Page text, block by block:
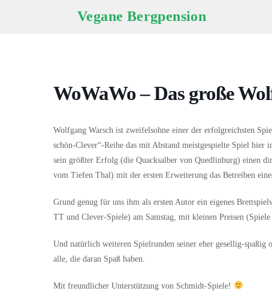
Vegane Bergpension
WoWaWo – Das große
Wolfgang Warsch ist zweifelsohne einer der erfolgreichsten
schön-Clever“-Reihe das mit Abstand meistgespielte Spiel
sein größter Erfolg (die Quacksalber von Quedlinburg) einen
vom Tiefen Thal) mit der ersten Erweiterung das Betreiben
Grund genug für uns ihm als ersten Autor ein eigenes
TT und Clever-Spiele) am Samstag, mit kleinen Preisen
Und natürlich weiteren Spielrunden seiner eher gesellig-
alle, die daran Spaß haben.
Mit freundlicher Unterstützung von Schmidt-Spiele!